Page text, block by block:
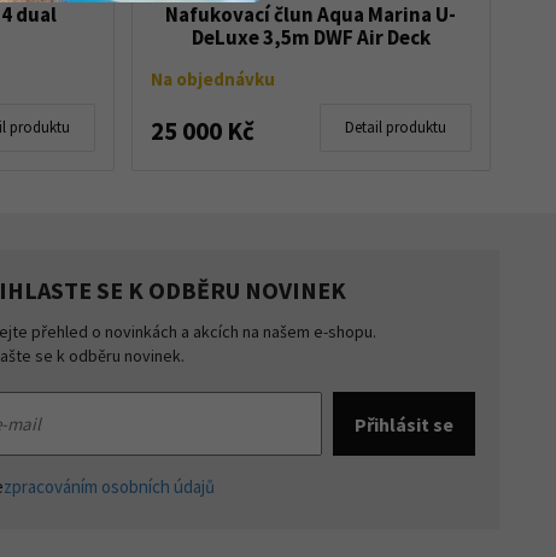
dual
produktu
Nafukovací člun Aqua Marina U-
DeLuxe 3,5m DWF Air Deck
Na objednávku
25 000 Kč Detail produktu
SE K ODBĚRU NOVINEK
přehled o novinkách a akcích na našem e-shopu.
se k odběru novinek.
zpracováním osobních údajů